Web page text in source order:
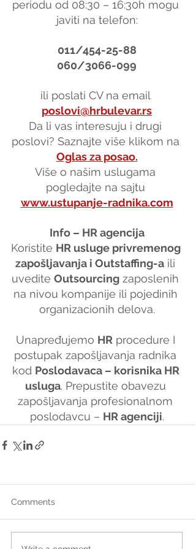
periodu od 08:30 – 16:30h mogu
javiti na telefon:
011/454-25-88
060/3066-099
ili poslati CV na email
poslovi@hrbulevar.rs
Da li vas interesuju i drugi
poslovi? Saznajte više klikom na
Oglas za posao.
Više o našim uslugama
pogledajte na sajtu
www.ustupanje-radnika.com
Info – HR agencija
Koristite HR usluge privremenog
zapošljavanja i Outstaffing-a ili
uvedite Outsourcing zaposlenih
na nivou kompanije ili pojedinih
organizacionih delova.
Unapređujemo HR procedure I
postupak zapošljavanja radnika
kod Poslodavaca – korisnika HR
usluga. Prepustite obavezu
zapošljavanja profesionalnom
poslodavcu – HR agenciji.
Comments